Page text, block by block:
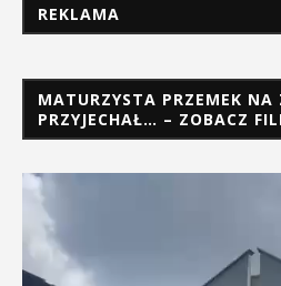
REKLAMA
MATURZYSTA PRZEMEK NA
PRZYJECHAŁ… – ZOBACZ
Odtwarzacz